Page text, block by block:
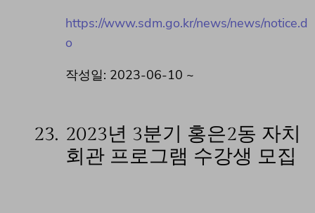
https://www.sdm.go.kr/news/news/notice.d
o
작성일: 2023-06-10 ~
23. 2023년 3분기 홍은2동 자치
회관 프로그램 수강생 모집